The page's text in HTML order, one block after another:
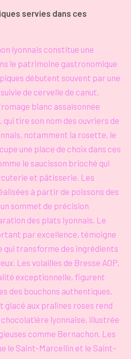
servies dans ces
lyonnais constitue une
le patrimoine gastronomique
débutent souvent par une
de cervelle de canut,
blanc assaisonnée
tire son nom des ouvriers de
notamment la rosette, le
une place de choix dans ces
le saucisson brioché qui
et pâtisserie. Les
à partir de poissons des
sommet de précision
des plats lyonnais. Le
par excellence, témoigne
qui transforme des ingrédients
Les volailles de Bresse AOP,
exceptionnelle, figurent
des bouchons authentiques.
glacé aux pralines roses rend
lyonnaise, illustrée
comme Bernachon. Les
le Saint-Marcellin et le Saint-